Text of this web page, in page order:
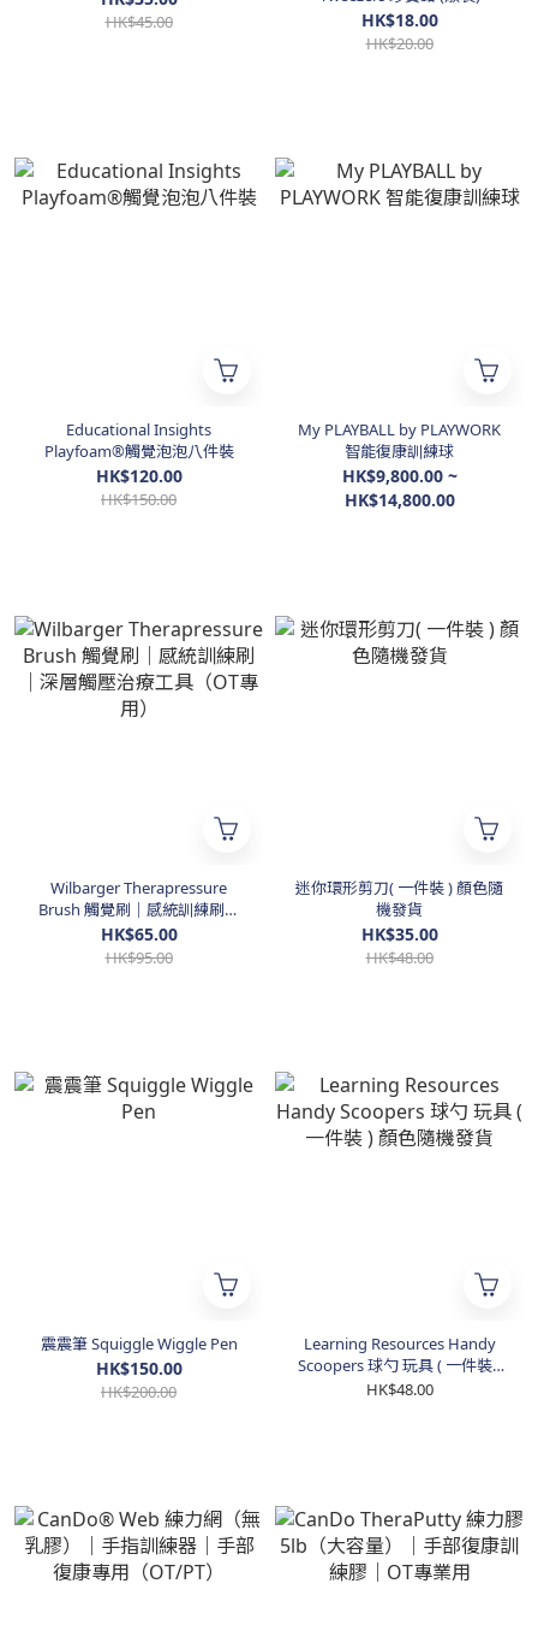
HK$45.00 HK$18.00
HK$20.00
Educational Insights
Playfoam®觸覺泡泡八件裝
HK$120.00
HK$150.00
My PLAYBALL by PLAYWORK
智能復康訓練球
HK$9,800.00 ~
HK$14,800.00
Wilbarger Therapressure
Brush 觸覺刷｜感統訓練刷｜
深層觸壓治療工具（OT專用）
HK$65.00
HK$95.00
迷你環形剪刀( 一件裝 ) 顏色隨
機發貨
HK$35.00
HK$48.00
震震筆 Squiggle Wiggle Pen
HK$150.00
HK$200.00
Learning Resources Handy
Scoopers 球勺 玩具 ( 一件裝 )
顏色隨機發貨
HK$48.00